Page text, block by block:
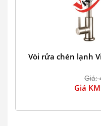
Vòi rửa chén lạnh
Giá:
Giá